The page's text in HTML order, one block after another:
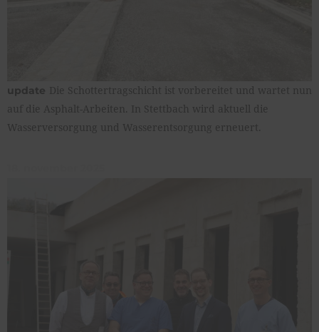
update Die Schottertragschicht ist vorbereitet und wartet nun
auf die Asphalt-Arbeiten. In Stettbach wird aktuell die
Wasserversorgung und Wasserentsorgung erneuert.